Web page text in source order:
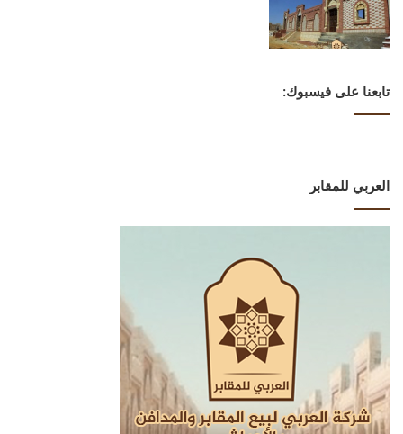
تابعنا على فيسبوك:
العربي للمقابر